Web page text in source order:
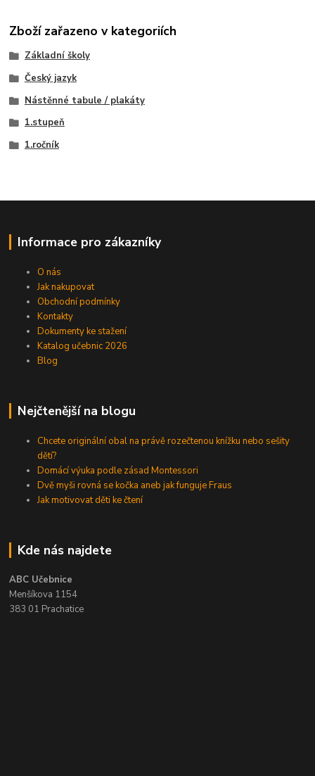
Zboží zařazeno v kategoriích
Základní školy
Český jazyk
Nástěnné tabule / plakáty
1.stupeň
1.ročník
Informace pro zákazníky
O nás
Jak nakupovat
Obchodní podmínky
Kontakty
Dokumenty ke stažení
Katalog učebnic 2026
Blog
Nejčtenější na blogu
Chcete originální obal na právě rozečtenou knížku nebo sešity
dětí?
Domácí výuka podle zásad Montessori
Dvě myši rovná se kočka aneb jak funguje Fraus
Jak motivovat děti ke čtení
Kde nás najdete
ABC Učebnice
Menšíkova 1154
383 01 Prachatice